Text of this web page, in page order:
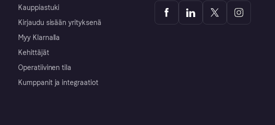
Kauppiastuki
Kirjaudu sisään yrityksenä
Myy Klarnalla
Kehittäjät
Operatiivinen tila
Kumppanit ja integraatiot